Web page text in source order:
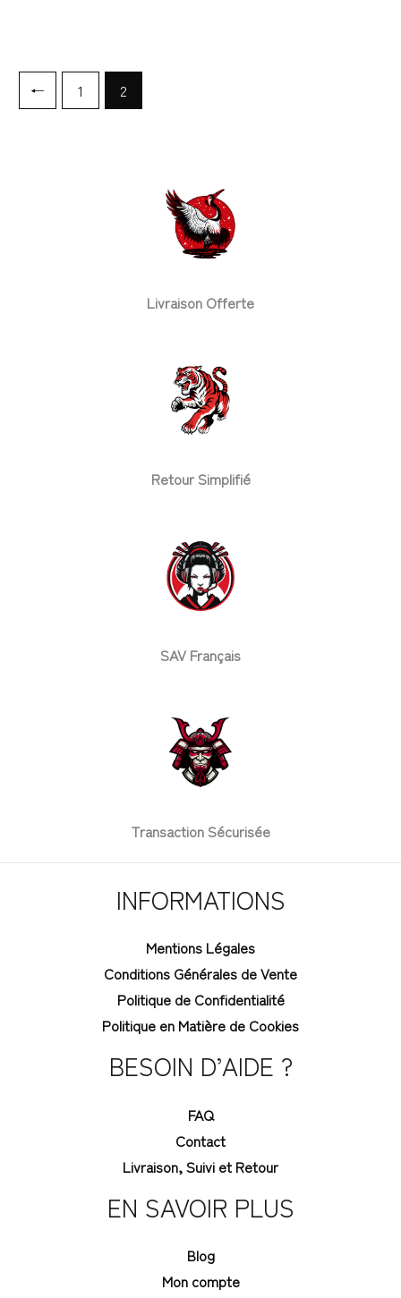
← 1 2
Livraison Offerte
Retour Simplifié
SAV Français
Transaction Sécurisée
INFORMATIONS
Mentions Légales
Conditions Générales de Vente
Politique de Confidentialité
Politique en Matière de Cookies
BESOIN D’AIDE ?
FAQ
Contact
Livraison, Suivi et Retour
EN SAVOIR PLUS
Blog
Mon compte